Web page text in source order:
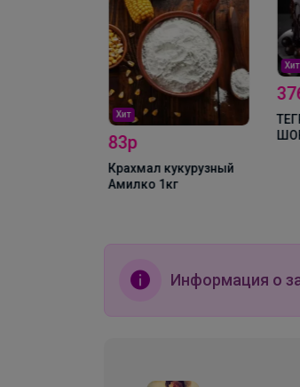
Хит
83р
Крахмал кукурузный
Амилко 1кг
Хит
Информация о